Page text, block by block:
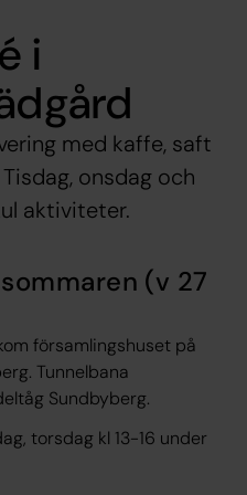
i
med kaffe, saft
onsdag och
aktiviteter.
(v 27
församlingshuset på
Tunnelbana
Sundbyberg.
torsdag kl 13-16 under